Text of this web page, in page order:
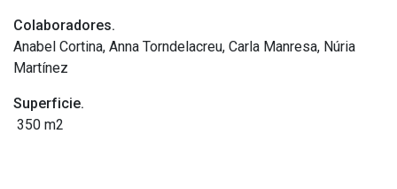
Colaboradores.
Anabel Cortina, Anna Torndelacreu, Carla Manresa, Núria
Martínez
Superficie.
350 m2